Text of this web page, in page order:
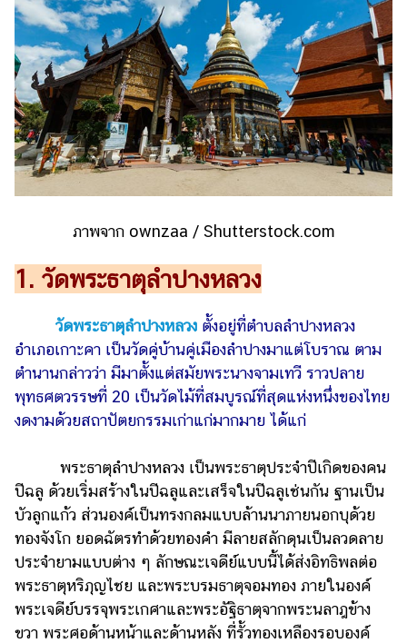
รถยนต์
บ้าน
และ
การ
ตกแต่ง
มือ
ถือ
ราคา
น้ำมัน
ไร
ตี้
แต่งงาน
เด็ก
สัตว์
เลี้ยง
Infographic
บริการ
ภาพจาก ownzaa / Shutterstock.com
1. วัดพระธาตุลำปางหลวง
วัดพระธาตุลำปางหลวง ตั้งอยู่ที่ตำบลลำปางหลวง
อำเภอเกาะคา เป็นวัดคู่บ้านคู่เมืองลำปางมาแต่โบราณ ตาม
ตำนานกล่าวว่า มีมาตั้งแต่สมัยพระนางจามเทวี ราวปลาย
พุทธศตวรรษที่ 20 เป็นวัดไม้ที่สมบูรณ์ที่สุดแห่งหนึ่งของไทย
งดงามด้วยสถาปัตยกรรมเก่าแก่มากมาย ได้แก่
พระธาตุลำปางหลวง เป็นพระธาตุประจำปีเกิดของคน
ปีฉลู ด้วยเริ่มสร้างในปีฉลูและเสร็จในปีฉลูเช่นกัน ฐานเป็น
บัวลูกแก้ว ส่วนองค์เป็นทรงกลมแบบล้านนาภายนอกบุด้วย
ทองจังโก ยอดฉัตรทำด้วยทองคำ มีลายสลักดุนเป็นลวดลาย
ประจำยามแบบต่าง ๆ ลักษณะเจดีย์แบบนี้ได้ส่งอิทธิพลต่อ
พระธาตุหริภุญไชย และพระบรมธาตุจอมทอง ภายในองค์
พระเจดีย์บรรจุพระเกศาและพระอัฐิธาตุจากพระนลาฎข้าง
ขวา พระศอด้านหน้าและด้านหลัง ที่รั้วทองเหลืองรอบองค์